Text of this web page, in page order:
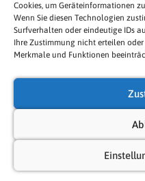
Cookies, um Geräteinformationen
Wenn Sie diesen Technologien
Surfverhalten oder eindeutige IDs
Ihre Zustimmung nicht erteilen
Merkmale und Funktionen
Urgeschmack-Shop
Was ist Urgeschmack?
Häufige Fragen
Links
Allgemeine Geschäftsbedingungen
Datenschutzerklärung
Sitemap